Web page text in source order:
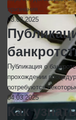
признания…
03.03.2025
Публикация о
прохождении
потребуются
04.03.2025
Как